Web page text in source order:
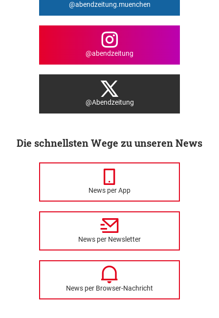
@abendzeitung.muenchen
@abendzeitung
@Abendzeitung
Die schnellsten Wege zu unseren News
News per App
News per Newsletter
News per Browser-Nachricht